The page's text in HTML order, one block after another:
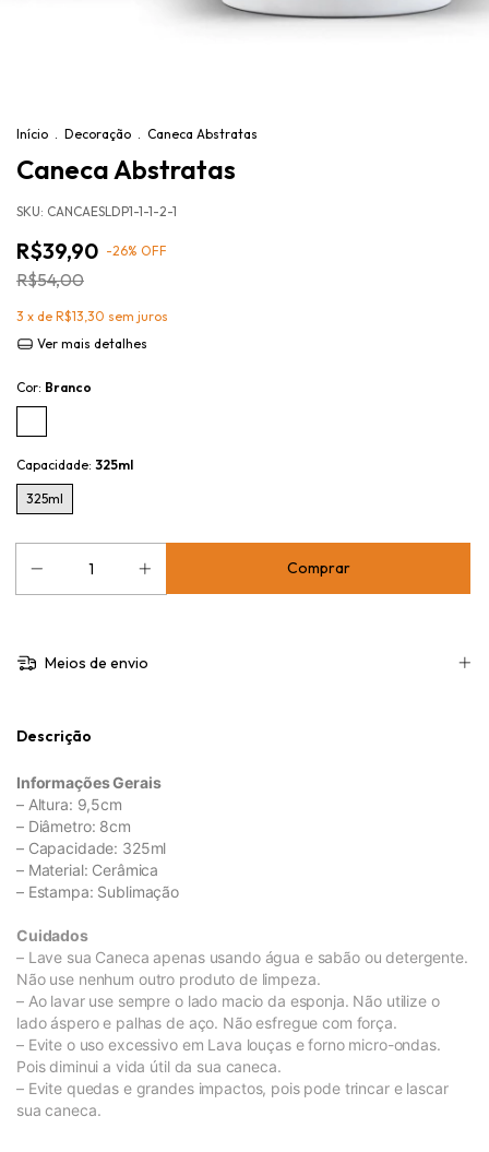
Início . Decoração . Caneca Abstratas
Caneca Abstratas
SKU: CANCAESLDP1-1-1-2-1
R$39,90 -26% OFF
R$54,00
3 x de R$13,30 sem juros
Ver mais detalhes
Cor: Branco
Capacidade: 325ml
325ml
Meios de envio
Descrição
Informações Gerais
– Altura: 9,5cm
– Diâmetro: 8cm
– Capacidade: 325ml
– Material: Cerâmica
– Estampa: Sublimação
Cuidados
– Lave sua Caneca apenas usando água e sabão ou detergente.
Não use nenhum outro produto de limpeza.
– Ao lavar use sempre o lado macio da esponja. Não utilize o
lado áspero e palhas de aço. Não esfregue com força.
– Evite o uso excessivo em Lava louças e forno micro-ondas.
Pois diminui a vida útil da sua caneca.
– Evite quedas e grandes impactos, pois pode trincar e lascar
sua caneca.